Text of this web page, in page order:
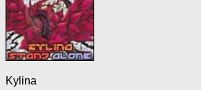
Kylina